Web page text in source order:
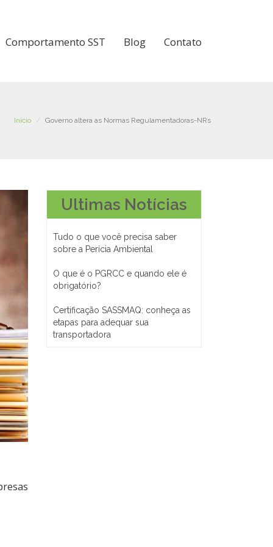
Comportamento SST Blog Contato
Início Governo altera as Normas Regulamentadoras-NRs
Ultimas Notícias
Tudo o que você precisa saber
sobre a Perícia Ambiental
O que é o PGRCC e quando ele é
obrigatório?
Certificação SASSMAQ: conheça as
etapas para adequar sua
transportadora